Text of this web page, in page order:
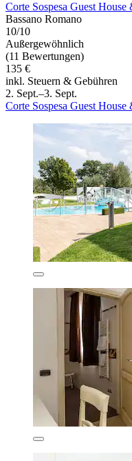
Corte Sospesa Guest House
Bassano Romano
10/10
Außergewöhnlich
(11 Bewertungen)
135 €
inkl. Steuern & Gebühren
2. Sept.–3. Sept.
Corte Sospesa Guest House